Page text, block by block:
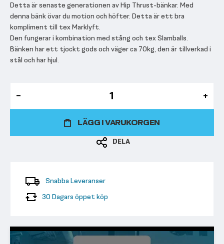
Detta är senaste generationen av Hip Thrust-bänkar. Med
denna bänk övar du motion och höfter. Detta är ett bra
kompliment till tex Marklyft.
Den fungerar i kombination med stång och tex Slamballs.
Bänken har ett tjockt gods och väger ca 70kg, den är tillverkad i
stål och har hjul.
LÄGG I VARUKORGEN
DELA
Snabba Leveranser
30 Dagars öppet köp